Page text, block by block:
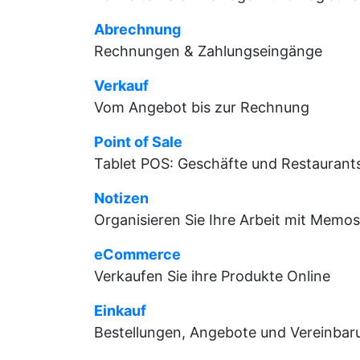
Abrechnung
Rechnungen & Zahlungseingänge
Verkauf
Vom Angebot bis zur Rechnung
Point of Sale
Tablet POS: Geschäfte und
Notizen
Organisieren Sie Ihre Arbeit mit Memos
eCommerce
Verkaufen Sie ihre Produkte Online
Einkauf
Bestellungen, Angebote und